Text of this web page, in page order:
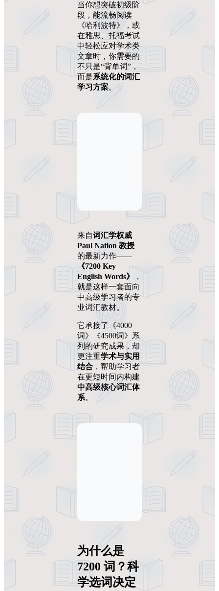
当你想突破初级阶
段，能流畅阅读
《哈利波特》，或
在雅思、托福考试
中轻松应对学术类
文章时，你需要的
不只是“背单词”，
而是系统化的词汇
学习方案。
来自词汇学权威
Paul Nation 教授
的最新力作——
《7200 Key
English Words》
，
就是这样一套面向
中高级学习者的专
业词汇教材。
它承接了《4000
词》《4500词》系
列的研究成果，却
更注重学术与实用
结合 ，帮助学习者
在更短时间内构建
中高级核心词汇体
系。
为什么是
7200 词？科
学选词决定